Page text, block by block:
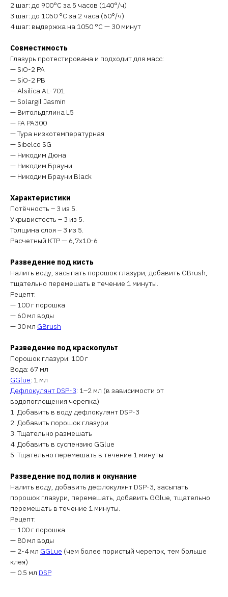
2 шаг: до 900°C за 5 часов (140°/ч)
3 шаг: до 1050 °C за 2 часа (60°/ч)
4 шаг: выдержка на 1050 °C — 30 минут
Совместимость
Глазурь протестирована и подходит для масс:
— SiO-2 PA
— SiO-2 PB
— Alsilica AL-701
— Solargil Jasmin
— Витольдглина L5
— FA PA300
— Тура низкотемпературная
— Sibelco SG
— Никодим Дюна
— Никодим Брауни
— Никодим Брауни Black
Характеристики
Потёчность – 3 из 5.
Укрывистость – 3 из 5.
Толщина слоя – 3 из 5.
Расчетный КТР — 6,7х10-6
Разведение под кисть
Налить воду, засыпать порошок глазури, добавить GBrush,
тщательно перемешать в течение 1 минуты.
Рецепт:
— 100 г порошка
— 60 мл воды
— 30 мл GBrush
Разведение под краскопульт
Порошок глазури: 100 г
Вода: 67 мл
GGlue: 1 мл
Дефлокулянт DSP-3: 1–2 мл (в зависимости от
водопоглощения черепка)
1. Добавить в воду дефлокулянт DSP-3
2. Добавить порошок глазури
3. Тщательно размешать
4. Добавить в суспензию GGlue
5. Тщательно перемешать в течение 1 минуты
Разведение под полив и окунание
Налить воду, добавить дефлокулянт DSP-3, засыпать
порошок глазури, перемешать, добавить GGlue, тщательно
перемешать в течение 1 минуты.
Рецепт:
— 100 г порошка
— 80 мл воды
— 2-4 мл GGLue (чем более пористый черепок, тем больше
клея)
— 0.5 мл DSP